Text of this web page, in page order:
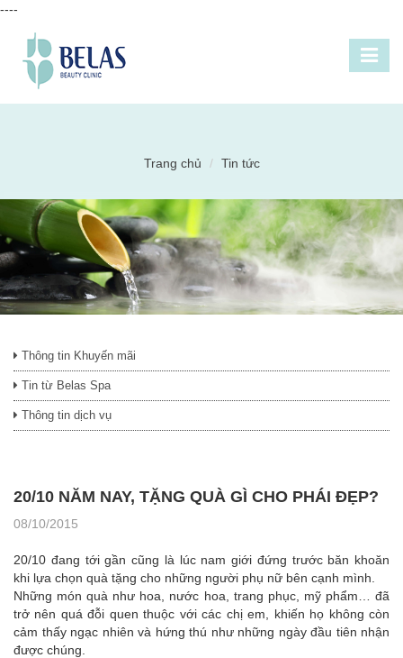
----
Trang chủ Tin tức
Thông tin Khuyến mãi
Tin từ Belas Spa
Thông tin dịch vụ
20/10 NĂM NAY, TẶNG QUÀ GÌ CHO PHÁI ĐẸP?
08/10/2015
20/10 đang tới gần cũng là lúc nam giới đứng trước băn khoăn
khi lựa chọn quà tặng cho những người phụ nữ bên cạnh mình.
Những món quà như hoa, nước hoa, trang phục, mỹ phẩm… đã
trở nên quá đỗi quen thuộc với các chị em, khiến họ không còn
cảm thấy ngạc nhiên và hứng thú như những ngày đầu tiên nhận
được chúng.